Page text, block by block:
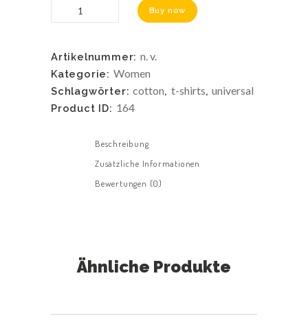
ÜBER UNS
KONTAKT
Buy now
Artikelnummer: n. v.
Kategorie: Women
Schlagwörter:cotton, t-shirts,universal
Product ID: 164
Beschreibung
Zusätzliche Informationen
Bewertungen (0)
Ähnliche Produkte